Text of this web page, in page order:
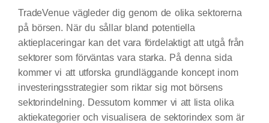
TradeVenue vägleder dig genom de olika sektorerna
på börsen. När du sållar bland potentiella
aktieplaceringar kan det vara fördelaktigt att utgå från
sektorer som förväntas vara starka. På denna sida
kommer vi att utforska grundläggande koncept inom
investeringsstrategier som riktar sig mot börsens
sektorindelning. Dessutom kommer vi att lista olika
aktiekategorier och visualisera de sektorindex som är